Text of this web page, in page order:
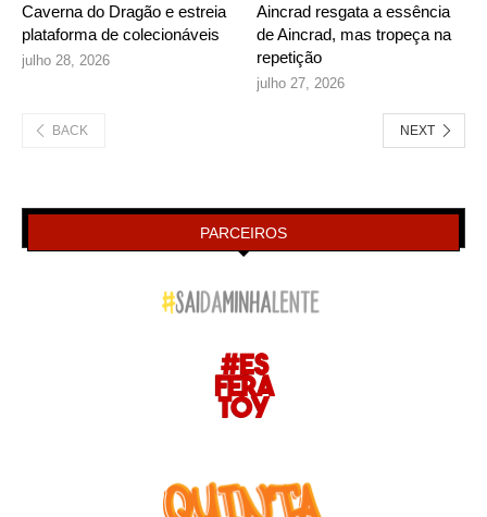
Caverna do Dragão e estreia
plataforma de colecionáveis
julho 28, 2026
Aincrad resgata a essência
de Aincrad, mas tropeça na
repetição
julho 27, 2026
BACK NEXT
PARCEIROS